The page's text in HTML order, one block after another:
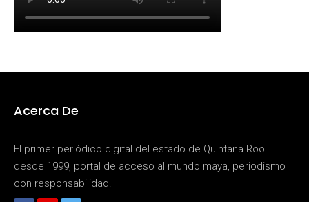
Acerca De
El primer periódico digital del estado de Quintana Roo
desde 1999, portal de acceso al mundo maya, periodismo
con responsabilidad.